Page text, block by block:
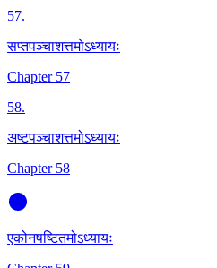
57.
सप्तपञ्चाशत्तमोऽध्यायः
Chapter 57
58.
अष्टपञ्चाशत्तमोऽध्यायः
Chapter 58
एकोनषष्टितमोऽध्यायः